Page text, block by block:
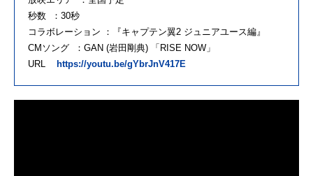
秒数 ：30秒
コラボレーション ：『キャプテン翼2 ジュニアユース編』
CMソング ：GAN (岩田剛典) 「RISE NOW」
URL
https://youtu.be/gYbrJnV417E